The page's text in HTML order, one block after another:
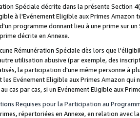
Spéciale décrite dans la présente Section
à l'Evénement Eligible aux Primes Amazon
programme donnant lieu à une prime sur
décrite en Annexe.
Rémunération Spéciale dès lors que
utilisation abusive (par exemple, des
la participation d'une même personne à
Evénement Eligible aux Primes Amazon qui
cas par cas, si un Evénement Eligible aux
Requises pour la Participation au
répertoriées en Annexe, en relation avec